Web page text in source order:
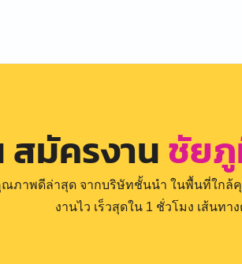
สมัครงานชัยภู
ณภาพดีล่าสุด จากบริษัทชั้นนำ ในพื้นที่ใก
งานไว เร็วสุดใน 1 ชั่วโมง เส้นท